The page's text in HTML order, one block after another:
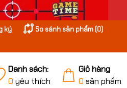
ký So sánh sản phẩm (0)
Danh sách:
0 yêu thích
Giỏ hàng
0 sản phẩm